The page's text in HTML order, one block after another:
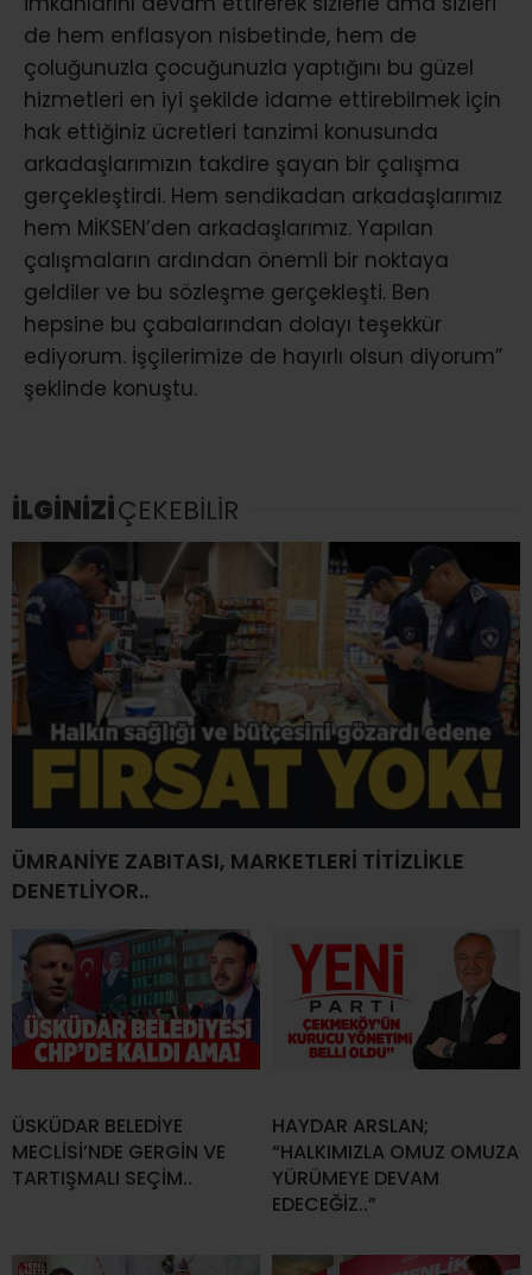
de hem enflasyon nisbetinde, hem de
çoluğunuzla çocuğunuzla yaptığını bu güzel
hizmetleri en iyi şekilde idame ettirebilmek için
hak ettiğiniz ücretleri tanzimi konusunda
arkadaşlarımızın takdire şayan bir çalışma
gerçekleştirdi. Hem sendikadan arkadaşlarımız
hem MİKSEN’den arkadaşlarımız. Yapılan
çalışmaların ardından önemli bir noktaya
geldiler ve bu sözleşme gerçekleşti. Ben
hepsine bu çabalarından dolayı teşekkür
ediyorum. İşçilerimize de hayırlı olsun diyorum”
şeklinde konuştu.
İLGİNİZİÇEKEBİLİR
ÜMRANİYE ZABITASI, MARKETLERİ TİTİZLİKLE
DENETLİYOR..
ÜSKÜDAR BELEDİYE
MECLİSİ’NDE GERGİN VE
TARTIŞMALI SEÇİM..
HAYDAR ARSLAN;
“HALKIMIZLA OMUZ OMUZA
YÜRÜMEYE DEVAM
EDECEĞİZ..”